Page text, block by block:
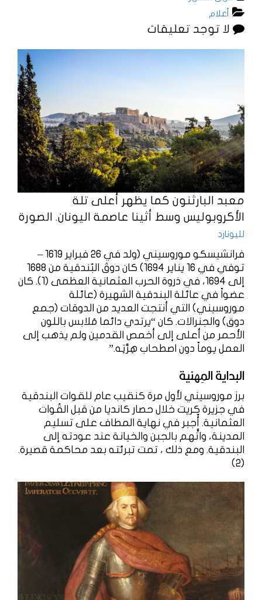
أعلام
لا توجد تعليقات
معبد البارثنون كما يظهر أعلى تلة
الأكروبوليس وسط أثينا عاصمة اليونان. الصورة
لليونارد
فرانشيسكو موروسيني (ولد في 26 فبراير 1619 –
توفي في 16 يناير 1694) كان دوقَ البُندقية من 1688
إلى 1694، في ذروة الحرب العثمانية العظمى (1). كان
عضواً في عائلة البندقية الشهيرة (عائلة
موروسيني) التي أنتجت العديد من الدوقات (جمع
دوق) والجنرالات. كان “يرتدي دائما مَلابس باللون
الأحمر من أعلى إلى أخمص القدمين ولم يذهب إلى
العمل يوماً دون اصطحاب هِرَّتِه.”
البداية المِهنية
برز موروسيني لأول مرة كنقيب عام للقوات البندقية
في جزيرة كريت خلال حصار كانديا من قبل القُوات
العثمانية. أُجبر في نهاية المطاف على تسليم
المدينة، واتُّهم بالجبن والخيانة عند عودته إلى
البندقية. ومع ذلك ، تمت تبرئته بعد محاكمة قصيرة.
(2)